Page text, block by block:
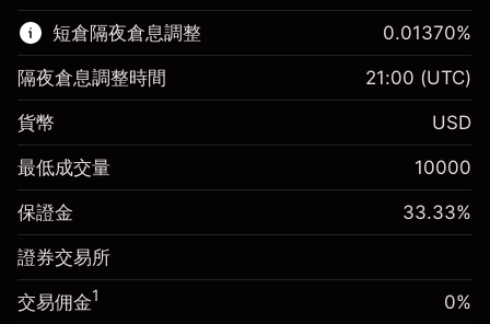
了解更多：
差價合約
保證金。您的投資 $1,000.00
隔夜倉息
-0.061644
%
(-$1.85)
使用杠杆的交易規模（大約值）
來自杠杆的資金 - 美元（大約值）
短倉隔夜倉息調整
保證金。您的投資 $1,000.00
隔夜倉息
來自頭寸全值的費用
0.013699
($0.41)
使用杠杆的交易規模（大約值）
0.01370%
隔夜倉息調整時間 21:00 (UTC)
貨幣 USD
最低成交量 10000
保證金 33.33%
證券交易所
交易佣金1 0%